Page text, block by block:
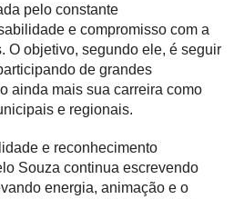
pelo constante
e compromisso com a
O objetivo, segundo ele, é seguir
de grandes
ainda mais sua carreira como
e regionais.
e reconhecimento
Souza continua escrevendo
energia, animação e o